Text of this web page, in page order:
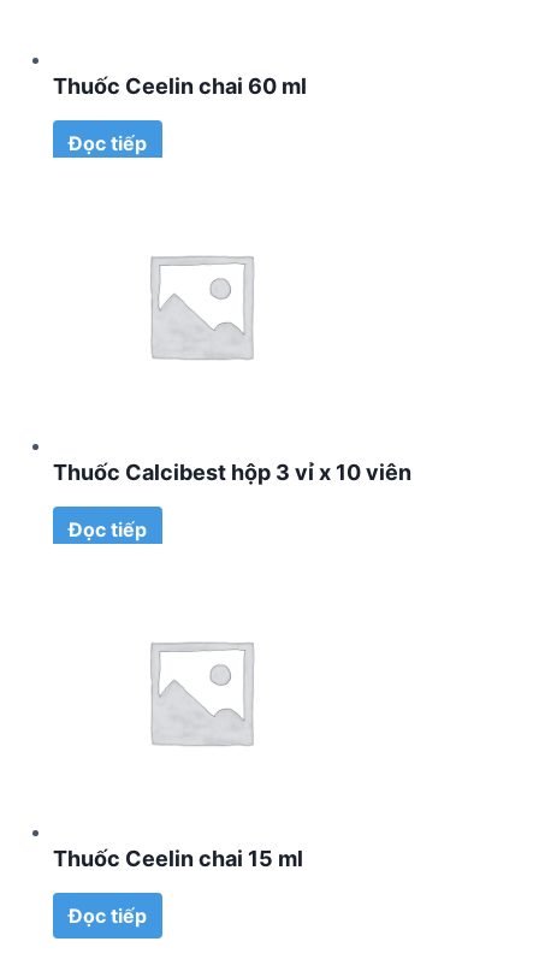
Thuốc Ceelin chai 60 ml
Đọc tiếp
Thuốc Calcibest hộp 3 vỉ x 10 viên
Đọc tiếp
Thuốc Ceelin chai 15 ml
Đọc tiếp